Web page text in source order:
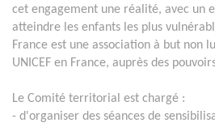
cet engagement une réalité, avec un
atteindre les enfants les plus
France est une association à but non
UNICEF en France, auprès des
Le Comité territorial est chargé :
- d'organiser des séances de